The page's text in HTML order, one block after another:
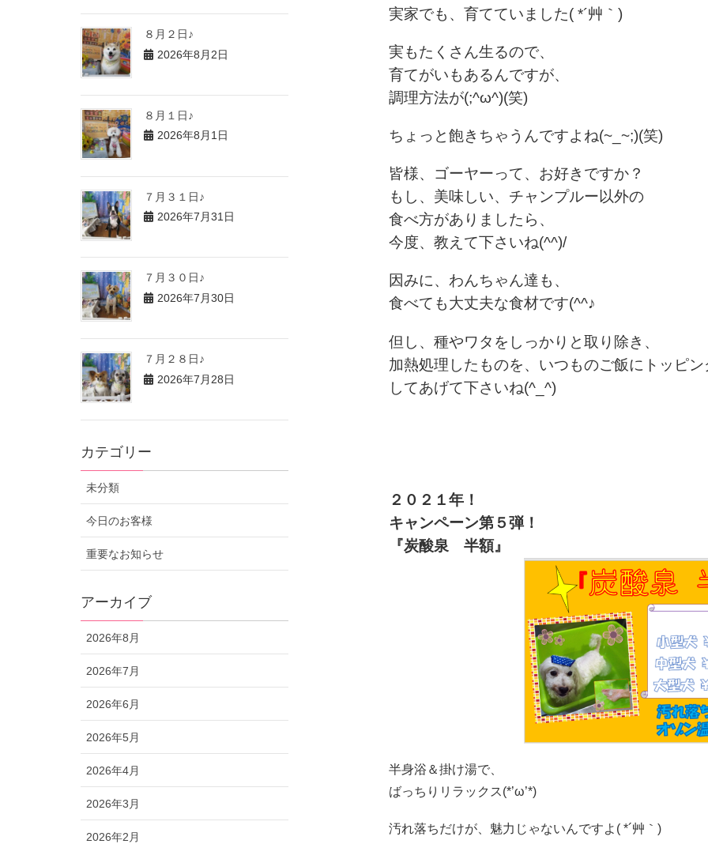
実家でも、育てていました( *´艸｀)
実もたくさん生るので、
育てがいもあるんですが、
調理方法が(;^ω^)(笑)
ちょっと飽きちゃうんですよね(~_~;)(笑)
皆様、ゴーヤーって、お好きですか？
もし、美味しい、チャンプルー以外の
食べ方がありましたら、
今度、教えて下さいね(^^)/
因みに、わんちゃん達も、
食べても大丈夫な食材です(^^♪
但し、種やワタをしっかりと取り除き、
加熱処理したものを、いつものご飯にトッピ
してあげて下さいね(^_^)
２０２１年！
キャンペーン第５弾！
『炭酸泉 半額』
半身浴＆掛け湯で、
ばっちりリラックス(*’ω’*)
汚れ落ちだけが、魅力じゃないんですよ( *´艸｀)
８月２日♪
2026年8月2日
８月１日♪
2026年8月1日
７月３１日♪
2026年7月31日
７月３０日♪
2026年7月30日
７月２８日♪
2026年7月28日
カテゴリー
未分類
今日のお客様
重要なお知らせ
アーカイブ
2026年8月
2026年7月
2026年6月
2026年5月
2026年4月
2026年3月
2026年2月